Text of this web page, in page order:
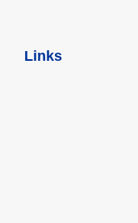
Links